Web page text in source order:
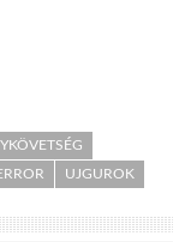
UJGUROK